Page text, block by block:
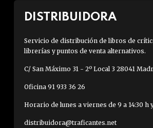
DISTRIBUIDORA
Servicio de distribución de libros de
librerías y puntos de venta alternativos.
C/ San Máximo 31 - 2º Local 3 28041
Oficina 91 933 36 26
Horario de lunes a viernes de 9 a 14:30 h y
distribuidora@traficantes.net